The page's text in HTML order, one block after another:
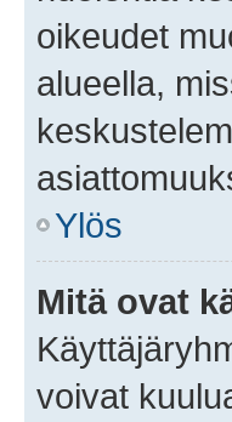
oikeudet
alueella,
Ylös
Mitä ovat
voivat